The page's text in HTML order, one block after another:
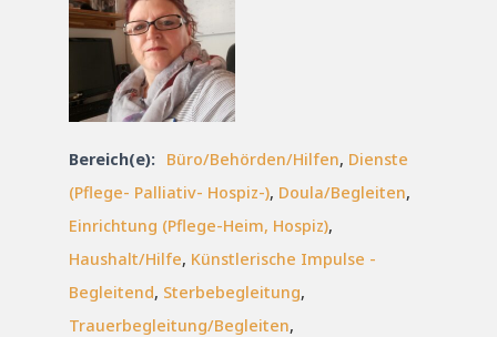
Bereich(e): Büro/Behörden/Hilfen, Dienste
(Pflege- Palliativ- Hospiz-), Doula/Begleiten,
Einrichtung (Pflege-Heim, Hospiz),
Haushalt/Hilfe, Künstlerische Impulse -
Begleitend, Sterbebegleitung,
Trauerbegleitung/Begleiten,